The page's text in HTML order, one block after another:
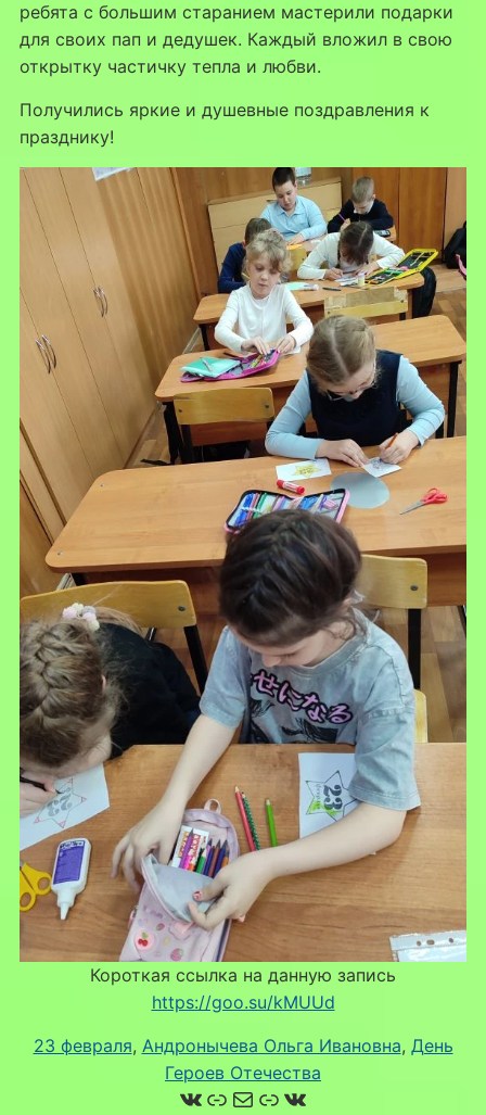
ребята с большим старанием мастерили подарки
для своих пап и дедушек. Каждый вложил в свою
открытку частичку тепла и любви.
Получились яркие и душевные поздравления к
празднику!
Короткая ссылка на данную запись
https://goo.su/kMUUd
23 февраля, Андронычева Ольга Ивановна, День
Героев Отечества
ВКонтакте
Ссылка
Почта
Ссылка
ВКонтакте